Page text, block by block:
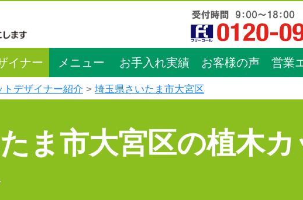
イナー メニュー お手入れ実績 お客様の声 営業
トデザイナー紹介 埼玉県さいたま市大宮区
ま市大宮区の植木